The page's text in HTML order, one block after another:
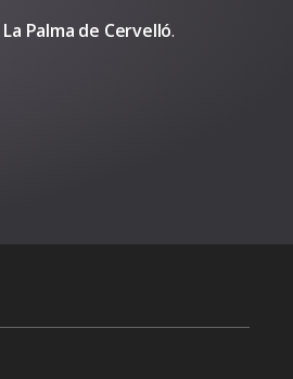
La Palma de Cervelló.